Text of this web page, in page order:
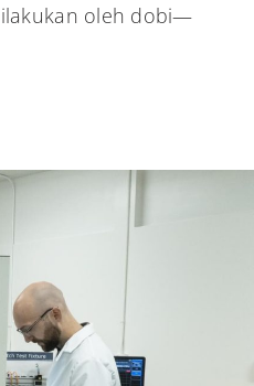
oleh dobi—